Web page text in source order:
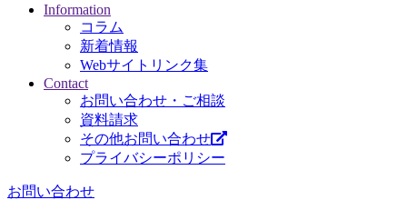
Information
コラム
新着情報
Webサイトリンク集
Contact
お問い合わせ・ご相談
資料請求
その他お問い合わせ
プライバシーポリシー
お問い合わせ